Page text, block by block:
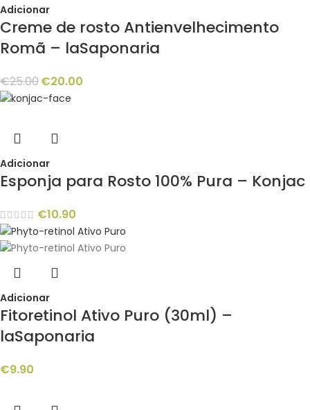
Adicionar
Creme de rosto Antienvelhecimento
Romã – laSaponaria
€25.00€20.00
Adicionar
Esponja para Rosto 100% Pura – Konjac
€10.90
Adicionar
Fitoretinol Ativo Puro (30ml) –
laSaponaria
€9.90